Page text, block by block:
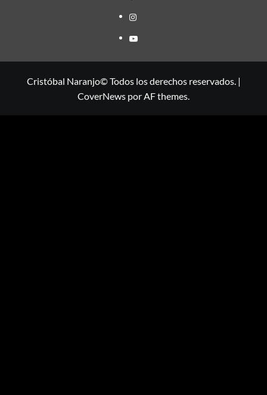
INSTAGRAM
YOUTUBE
Cristóbal Naranjo© Todos los derechos reservados. |
CoverNews por AF themes.